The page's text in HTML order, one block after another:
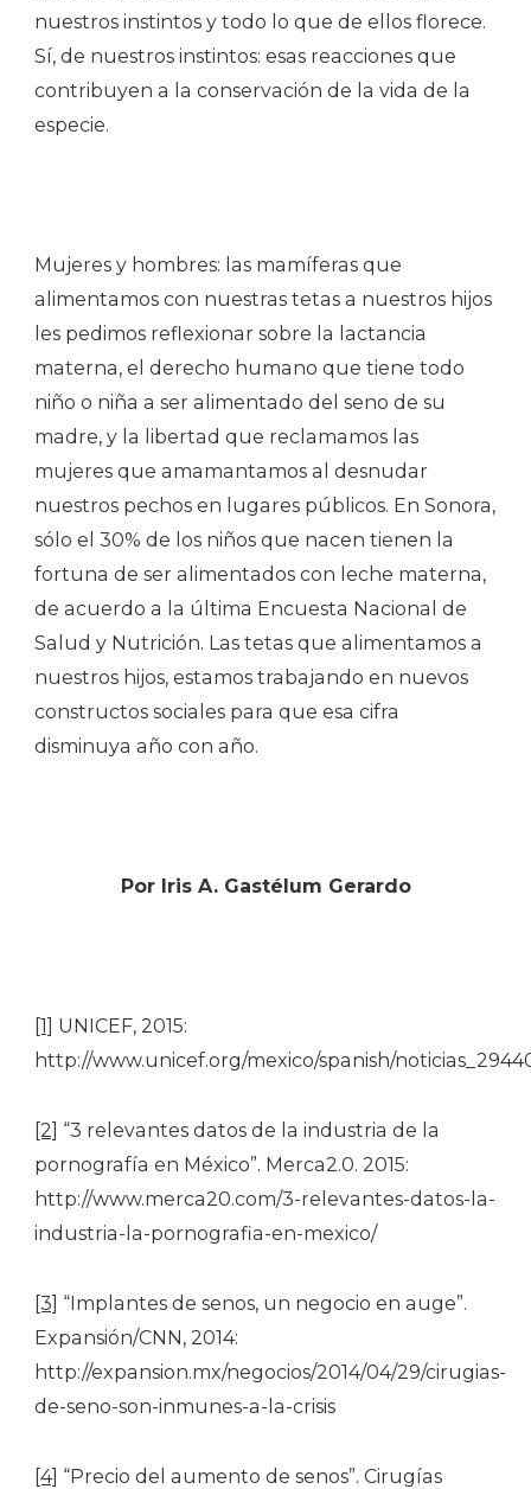
nuestros instintos y todo lo que de ellos florece.
Sí, de nuestros instintos: esas reacciones que
contribuyen a la conservación de la vida de la
especie.
Mujeres y hombres: las mamíferas que
alimentamos con nuestras tetas a nuestros hijos
les pedimos reflexionar sobre la lactancia
materna, el derecho humano que tiene todo
niño o niña a ser alimentado del seno de su
madre, y la libertad que reclamamos las
mujeres que amamantamos al desnudar
nuestros pechos en lugares públicos. En Sonora,
sólo el 30% de los niños que nacen tienen la
fortuna de ser alimentados con leche materna,
de acuerdo a la última Encuesta Nacional de
Salud y Nutrición. Las tetas que alimentamos a
nuestros hijos, estamos trabajando en nuevos
constructos sociales para que esa cifra
disminuya año con año.
Por Iris A. Gastélum Gerardo
[1] UNICEF, 2015:
http://www.unicef.org/mexico/spanish/
[2] “3 relevantes datos de la industria de la
pornografía en México”. Merca2.0. 2015:
http://www.merca20.com/3-relevantes-datos-la-
industria-la-pornografia-en-mexico/
[3] “Implantes de senos, un negocio en auge”.
Expansión/CNN, 2014:
http://expansion.mx/negocios/2014/04/29/cirugias-
de-seno-son-inmunes-a-la-crisis
[4] “Precio del aumento de senos”. Cirugías